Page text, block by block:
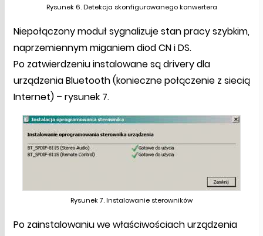
Rysunek 6. Detekcja skonfigurowanego konwertera
Niepołączony moduł sygnalizuje stan pracy szybkim,
naprzemiennym miganiem diod CN i DS.
Po zatwierdzeniu instalowane są drivery dla
urządzenia Bluetooth (konieczne połączenie z siecią
Internet) – rysunek 7.
Rysunek 7. Instalowanie sterowników
Po zainstalowaniu we właściwościach urządzenia